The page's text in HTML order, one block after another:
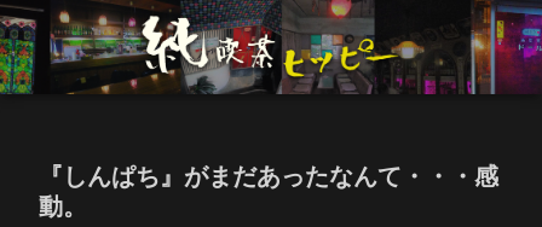
『しんぱち』がまだあったなんて・・・感
動。